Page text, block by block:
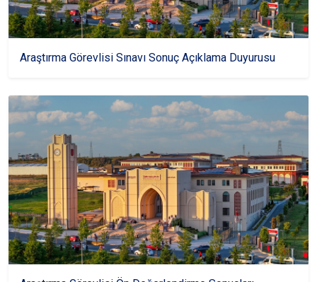
Araştırma Görevlisi Sınavı Sonuç Açıklama Duyurusu